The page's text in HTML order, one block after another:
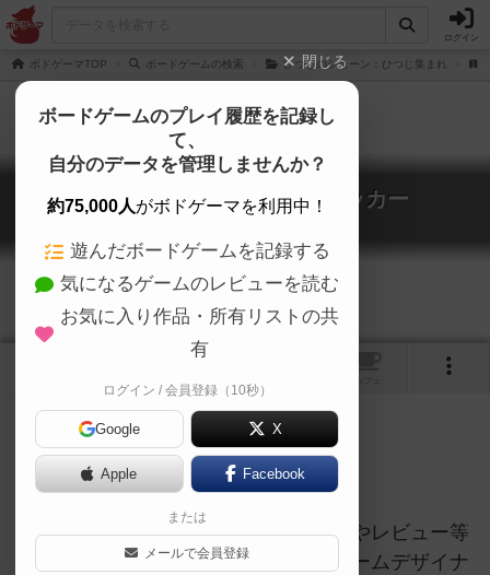
ログイン
ボドゲーマTOP ボードゲームの検索 ひつじのショーン：ひつじ集まれ
ひつじのショーン：野菜サッカー
Shaun das Schaf: Gemuesefussball
ボ育て
ご協力ください
当サイトに掲載されている作品説明文やレビュー等
の情報は、ボドゲーマ運営事務局・ゲームデザイナ
閉じる
ボードゲームのプレイ履歴を記録し
て、
自分のデータを管理しませんか？
約75,000人がボドゲーマを利用中！
遊んだボードゲームを記録する
気になるゲームのレビューを読む
お気に入り作品・所有リストの共
有
ログイン / 会員登録（10秒）
Google X
Apple Facebook
または
メールで会員登録